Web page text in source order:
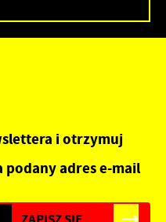
i otrzymuj
podany adres e-mail